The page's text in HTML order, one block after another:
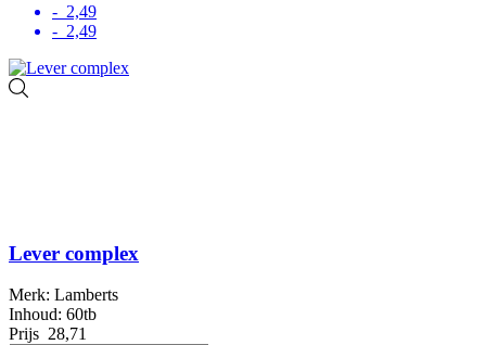
- 2,49
- 2,49
Lever complex
Merk: Lamberts
Inhoud: 60tb
Prijs 28,71